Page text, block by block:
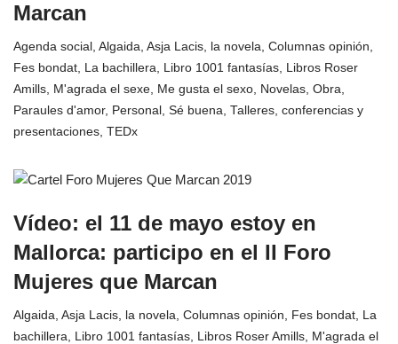
Marcan
Agenda social , Algaida, Asja Lacis, la novela, Columnas opinión,
Fes bondat, La bachillera, Libro 1001 fantasías, Libros Roser
Amills, M'agrada el sexe, Me gusta el sexo, Novelas, Obra,
Paraules d'amor, Personal , Sé buena, Talleres, conferencias y
presentaciones, TEDx
Vídeo: el 11 de mayo estoy en
Mallorca: participo en el II Foro
Mujeres que Marcan
Algaida, Asja Lacis, la novela, Columnas opinión, Fes bondat, La
bachillera, Libro 1001 fantasías, Libros Roser Amills, M'agrada el